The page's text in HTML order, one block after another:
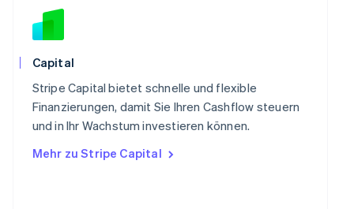
Capital
Stripe Capital bietet schnelle und flexible
Finanzierungen, damit Sie Ihren Cashflow steuern
und in Ihr Wachstum investieren können.
Mehr zu Stripe Capital
English
Svenska
Schweiz
Deutsch
Singapur
English 简体中文
Slowakei
English
Slowenien